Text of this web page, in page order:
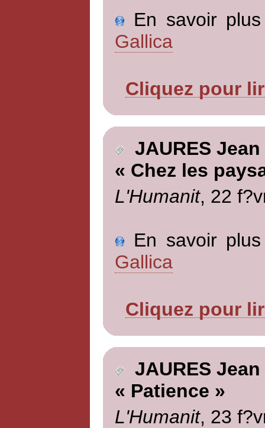
En savoir
Gallica
Cliquez pour
JAURES Jean
« Chez les
L'Humanit, 22
En savoir
Gallica
Cliquez pour
JAURES Jean
« Patience »
L'Humanit, 23